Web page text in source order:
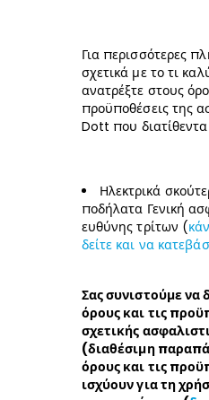
Για περισσότερες
σχετικά με το τι
ανατρέξτε στους
προϋποθέσεις της
Dott που
Ηλεκτρικά
ποδήλατα Γενική
ευθύνης τρίτων (
δείτε και να
Σας συνιστούμε να
όρους και τις
σχετικής
(διαθέσιμη
όρους και τις
ισχύουν για τη